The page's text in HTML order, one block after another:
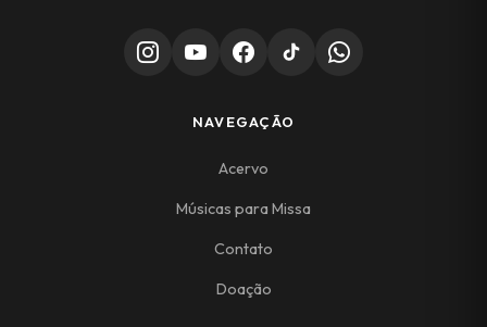
NAVEGAÇÃO
Acervo
Músicas para Missa
Contato
Doação